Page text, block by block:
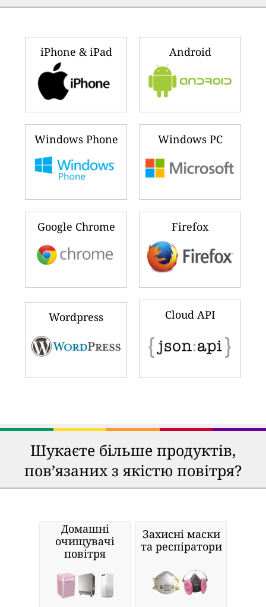
iPhone & iPad Android
Windows Phone Windows PC
Google Chrome Firefox
Wordpress Cloud API
Шукаєте більше продуктів,
пов’язаних з якістю повітря?
Домашні
очищувачі
повітря
Захисні маски
та респіратори